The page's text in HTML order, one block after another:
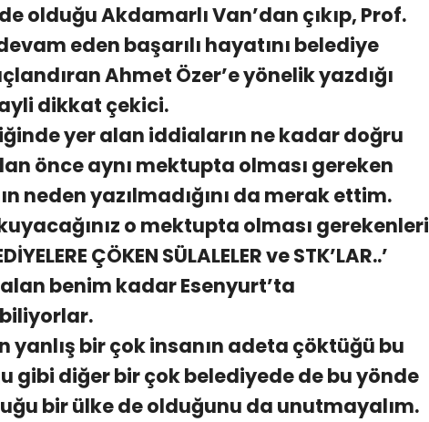
olduğu Akdamarlı Van’dan çıkıp, Prof.
eden başarılı hayatını belediye
Ahmet Özer’e yönelik yazdığı
dikkat çekici.
yer alan iddiaların ne kadar doğru
önce aynı mektupta olması gereken
neden yazılmadığını da merak ettim.
o mektupta olması gerekenleri
ÇÖKEN SÜLALELER ve STK’LAR..’
alan benim kadar Esenyurt’ta
yanlış bir çok insanın adeta çöktüğü bu
gibi diğer bir çok belediyede de bu yönde
bir ülke de olduğunu da unutmayalım.